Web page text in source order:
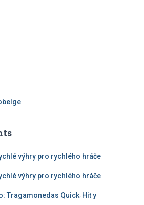
výhry pro rychlého hráče
výhry pro rychlého hráče
Tragamonedas Quick‑Hit y